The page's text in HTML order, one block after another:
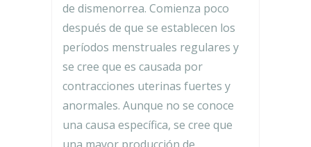
de dismenorrea. Comienza poco
después de que se establecen los
períodos menstruales regulares y
se cree que es causada por
contracciones uterinas fuertes y
anormales. Aunque no se conoce
una causa específica, se cree que